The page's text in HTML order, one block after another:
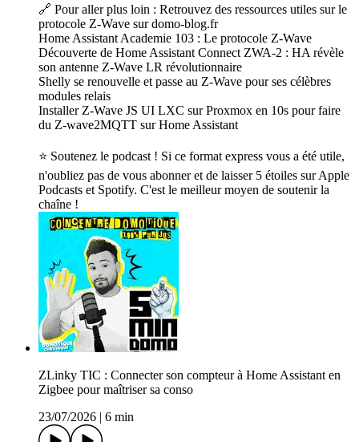
🔗 Pour aller plus loin : Retrouvez des ressources utiles sur le
protocole Z-Wave sur domo-blog.fr
Home Assistant Academie 103 : Le protocole Z-Wave
Découverte de Home Assistant Connect ZWA-2 : HA révèle
son antenne Z-Wave LR révolutionnaire
Shelly se renouvelle et passe au Z-Wave pour ses célèbres
modules relais
Installer Z-Wave JS UI LXC sur Proxmox en 10s pour faire
du Z-wave2MQTT sur Home Assistant
⭐ Soutenez le podcast ! Si ce format express vous a été utile,
n'oubliez pas de vous abonner et de laisser 5 étoiles sur Apple
Podcasts et Spotify. C'est le meilleur moyen de soutenir la
chaîne !
ZLinky TIC : Connecter son compteur à Home Assistant en
Zigbee pour maîtriser sa conso
23/07/2026
6 min